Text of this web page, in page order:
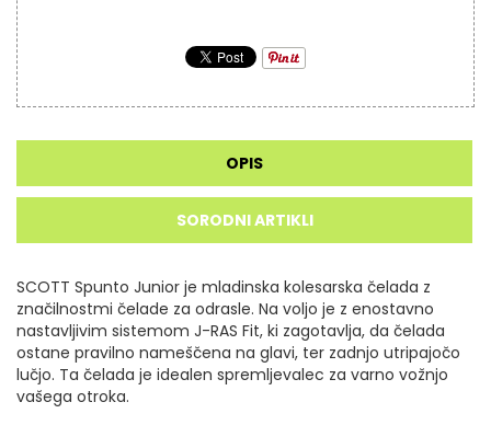
OPIS
SORODNI ARTIKLI
SCOTT Spunto Junior je mladinska kolesarska čelada z
značilnostmi čelade za odrasle. Na voljo je z enostavno
nastavljivim sistemom J-RAS Fit, ki zagotavlja, da čelada
ostane pravilno nameščena na glavi, ter zadnjo utripajočo
lučjo. Ta čelada je idealen spremljevalec za varno vožnjo
vašega otroka.